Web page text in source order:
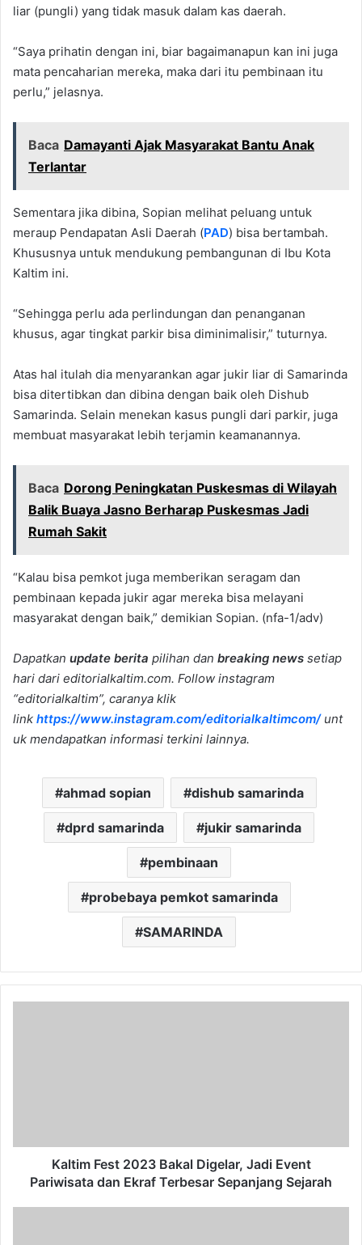
liar (pungli) yang tidak masuk dalam kas daerah.
“Saya prihatin dengan ini, biar bagaimanapun kan ini juga
mata pencaharian mereka, maka dari itu pembinaan itu
perlu,” jelasnya.
Baca Damayanti Ajak Masyarakat Bantu Anak
Terlantar
Sementara jika dibina, Sopian melihat peluang untuk
meraup Pendapatan Asli Daerah (PAD) bisa bertambah.
Khususnya untuk mendukung pembangunan di Ibu Kota
Kaltim ini.
“Sehingga perlu ada perlindungan dan penanganan
khusus, agar tingkat parkir bisa diminimalisir,” tuturnya.
Atas hal itulah dia menyarankan agar jukir liar di Samarinda
bisa ditertibkan dan dibina dengan baik oleh Dishub
Samarinda. Selain menekan kasus pungli dari parkir, juga
membuat masyarakat lebih terjamin keamanannya.
Baca Dorong Peningkatan Puskesmas di Wilayah
Balik Buaya Jasno Berharap Puskesmas Jadi
Rumah Sakit
“Kalau bisa pemkot juga memberikan seragam dan
pembinaan kepada jukir agar mereka bisa melayani
masyarakat dengan baik,” demikian Sopian. (nfa-1/adv)
Dapatkan update berita pilihan dan breaking news setiap
hari dari editorialkaltim.com. Follow instagram
“editorialkaltim”, caranya klik
link https://www.instagram.com/editorialkaltimcom/ unt
uk mendapatkan informasi terkini lainnya.
ahmad sopian dishub samarinda
dprd samarinda jukir samarinda
pembinaan
probebaya pemkot samarinda
SAMARINDA
dan
Terbesar
Kaltim Fest 2023 Bakal Digelar, Jadi Event
Pariwisata dan Ekraf Terbesar Sepanjang Sejarah